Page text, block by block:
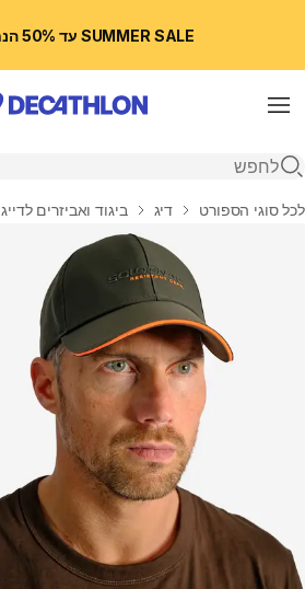
SUMMER SALE עד 50% הנחה 🛍️
Menu
פתיחת חיפוש
בית
לכל סוגי הספורט דיג ביגוד ואביזרים לדייג